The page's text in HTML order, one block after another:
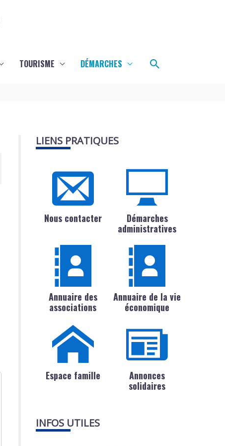
TOURISME DÉMARCHES Rechercher
LIENS PRATIQUES
Nous contacter
Démarches
administratives
Annuaire des
associations
Annuaire de la vie
économique
Espace famille
Annonces
solidaires
INFOS UTILES